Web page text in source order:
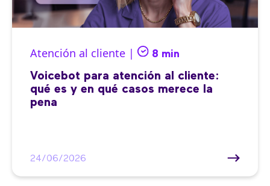
Atención al cliente | 8 min
Voicebot para atención al cliente:
qué es y en qué casos merece la
pena
24/06/2026